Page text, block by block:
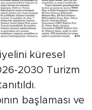
küresel
2030 Turizm
başlaması ve